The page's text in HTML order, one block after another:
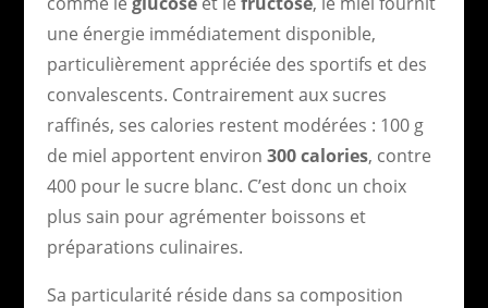
une énergie immédiatement disponible,
particulièrement appréciée des sportifs et des
convalescents. Contrairement aux sucres
raffinés, ses calories restent modérées : 100 g
de miel apportent environ 300 calories, contre
400 pour le sucre blanc. C’est donc un choix
plus sain pour agrémenter boissons et
préparations culinaires.
Sa particularité réside dans sa composition